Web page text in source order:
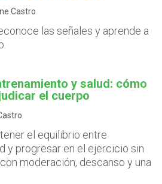
Castro
las señales y aprende a
y salud: cómo
el cuerpo
el equilibrio entre
y progresar en el ejercicio sin
moderación, descanso y una